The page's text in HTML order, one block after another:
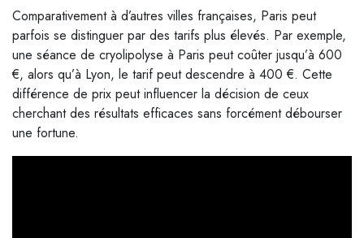
Comparativement à d’autres villes françaises, Paris peut
parfois se distinguer par des tarifs plus élevés. Par exemple,
une séance de cryolipolyse à Paris peut coûter jusqu’à 600
€, alors qu’à Lyon, le tarif peut descendre à 400 €. Cette
différence de prix peut influencer la décision de ceux
cherchant des résultats efficaces sans forcément débourser
une fortune.